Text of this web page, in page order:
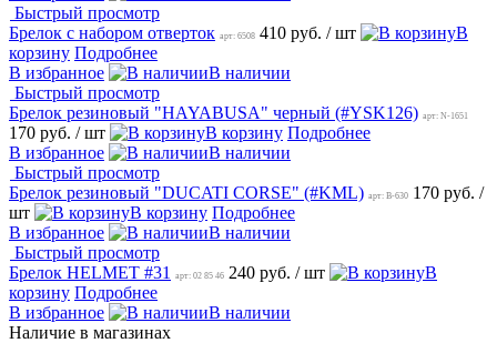
Быстрый просмотр
Брелок с набором отверток арт: 6508 410 руб. / шт
В
корзину Подробнее
В избранное
В наличии
Быстрый просмотр
Брелок резиновый "HAYABUSA" черный (#YSK126) арт: N-1651
170 руб. / шт В корзину Подробнее
В избранное
В наличии
Быстрый просмотр
Брелок резиновый "DUCATI CORSE" (#KML) арт: B-630 170 руб. /
шт
В корзину Подробнее
В избранное
В наличии
Быстрый просмотр
Брелок HELMET #31
арт: 02 85 46 240 руб. / шт
В
корзину Подробнее
В избранное
В наличии
Наличие в магазинах